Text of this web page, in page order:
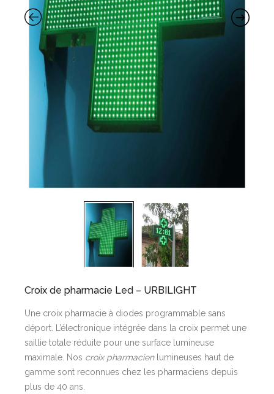
Croix de pharmacie Led – URBILIGHT
Une croix pharmacie à diodes programmable sans
déport. L’électronique intégrée dans la croix permet une
saillie totale réduite pour une surface lumineuse
maximale. Nos croix pharmacienlumineuses haut de
gamme sont reconnues chez les pharmaciens depuis
plus de 40 ans.